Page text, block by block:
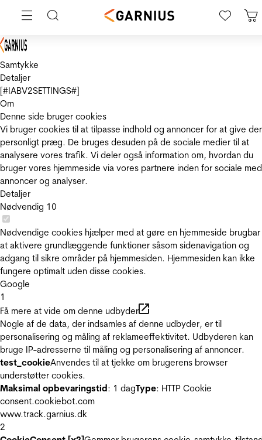
Samtykke
Detaljer
[#IABV2SETTINGS#]
Om
Denne side bruger cookies
Vi bruger cookies til at tilpasse indhold og annoncer for at give
personligt præg. De bruges desuden på de sociale medier til at
analysere vores trafik. Vi deler også information om, hvordan du
bruger vores hjemmeside via vores partnere inden for sociale
annoncer og analyser.
Detaljer
Nødvendig 10
Nødvendige cookies hjælper med at gøre en hjemmeside
at aktivere grundlæggende funktioner såsom sidenavigation og
adgang til sikre områder på hjemmesiden. Hjemmesiden kan ikke
fungere optimalt uden disse cookies.
Google
1
Få mere at vide om denne udbyder
Nogle af de data, der indsamles af denne udbyder, er til
personalisering og måling af reklameeffektivitet. Udbyderen kan
bruge IP-adresserne til måling og personalisering af annoncer.
test_cookieAnvendes til at tjekke om brugerens browser
understøtter cookies.
Maksimal opbevaringstid: 1 dagType: HTTP Cookie
consent.cookiebot.com
www.track.garnius.dk
2